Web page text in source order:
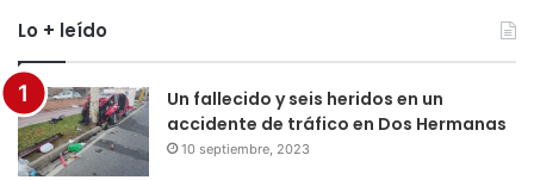
Lo + leído
Un fallecido y seis heridos en un
accidente de tráfico en Dos Hermanas
10 septiembre, 2023